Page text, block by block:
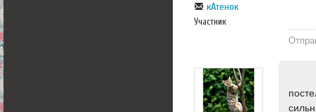
кАтенок
Участник